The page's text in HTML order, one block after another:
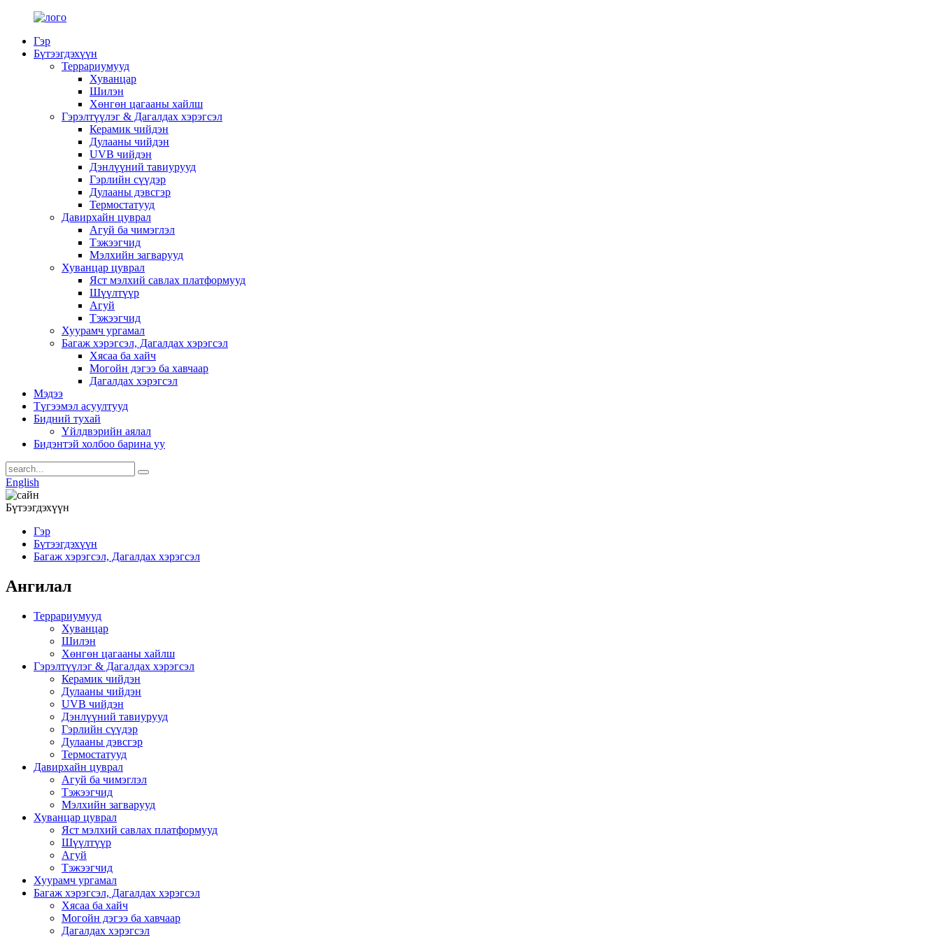
Гэр
Бүтээгдэхүүн
Террариумууд
Хуванцар
Шилэн
Хөнгөн цагааны хайлш
Гэрэлтүүлэг & Дагалдах хэрэгсэл
Керамик чийдэн
Дулааны чийдэн
UVB чийдэн
Дэнлүүний тавиурууд
Гэрлийн сүүдэр
Дулааны дэвсгэр
Термостатууд
Давирхайн цуврал
Агуй ба чимэглэл
Тэжээгчид
Мэлхийн загварууд
Хуванцар цуврал
Яст мэлхий савлах платформууд
Шүүлтүүр
Агуй
Тэжээгчид
Хуурамч ургамал
Багаж хэрэгсэл, Дагалдах хэрэгсэл
Хясаа ба хайч
Могойн дэгээ ба хавчаар
Дагалдах хэрэгсэл
Мэдээ
Түгээмэл асуултууд
Бидний тухай
Үйлдвэрийн аялал
Бидэнтэй холбоо барина уу
English
Бүтээгдэхүүн
Гэр
Бүтээгдэхүүн
Багаж хэрэгсэл, Дагалдах хэрэгсэл
Ангилал
Террариумууд
Хуванцар
Шилэн
Хөнгөн цагааны хайлш
Гэрэлтүүлэг & Дагалдах хэрэгсэл
Керамик чийдэн
Дулааны чийдэн
UVB чийдэн
Дэнлүүний тавиурууд
Гэрлийн сүүдэр
Дулааны дэвсгэр
Термостатууд
Давирхайн цуврал
Агуй ба чимэглэл
Тэжээгчид
Мэлхийн загварууд
Хуванцар цуврал
Яст мэлхий савлах платформууд
Шүүлтүүр
Агуй
Тэжээгчид
Хуурамч ургамал
Багаж хэрэгсэл, Дагалдах хэрэгсэл
Хясаа ба хайч
Могойн дэгээ ба хавчаар
Дагалдах хэрэгсэл